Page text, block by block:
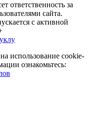
ответственность за
сайта.
с активной
использование cookie-
ознакомьтесь: